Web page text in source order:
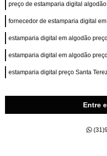
preço de estamparia digital
fornecedor de estamparia digital
estamparia digital em algodão
estamparia digital em algodão
estamparia digital preço Santa
Entre